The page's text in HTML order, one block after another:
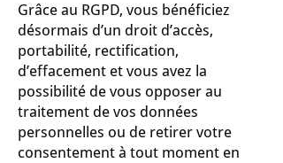
Grâce au RGPD, vous bénéficiez
désormais d’un droit d’accès,
portabilité, rectification,
d’effacement et vous avez la
possibilité de vous opposer au
traitement de vos données
personnelles ou de retirer votre
consentement à tout moment en